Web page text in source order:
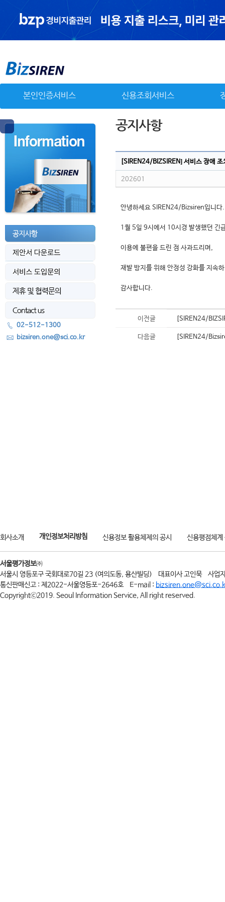
본인인증서비스 신용조회서비스
02-512-1300
bizsiren.one@sci.co.kr
[SIREN24/BIZSIREN] 서비스 장애 조
202601
안녕하세요 SIREN24/Bizsiren입니다
1월 5일 9시에서 10시경 발생했던 긴
이용에 불편을 드린 점 사과드리며,
재발 방지를 위해 안정성 강화를 지속
감사합니다.
이전글 [SIREN24/
다음글 [SIREN24/
회사소개 개인정보처리방침 신용정보 활용체제의 공시 신용평점체계
서울평가정보㈜
서울시 영등포구 국회대로70길 23 (여의도동, 용산빌딩)
대표이사 고인묵
사업
통신판매신고 : 제2022-서울영등포-2646호
E-mail :
Copyrightⓒ2019. Seoul Information Service, All right reserved.